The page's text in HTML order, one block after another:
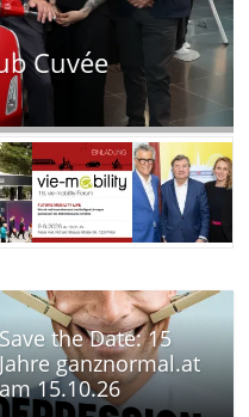
Cuvée
the Date: 15
ganznormal.at
15.10.26